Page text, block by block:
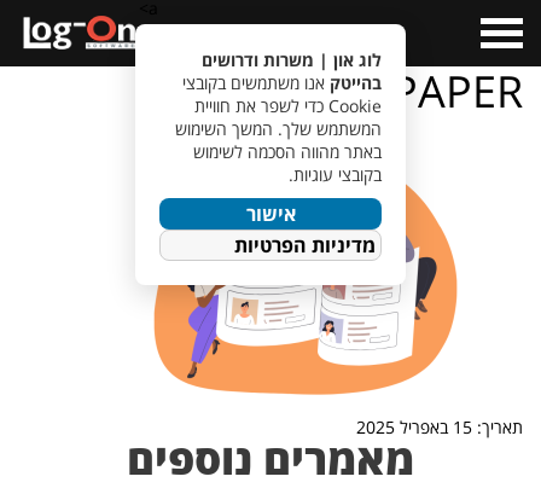
Menu
PAPER
תאריך: 15 באפריל 2025
מאמרים נוספים
לוג און | משרות ודרושים
בהייטק אנו משתמשים בקובצי
Cookie כדי לשפר את חוויית
המשתמש שלך. המשך השימוש
באתר מהווה הסכמה לשימוש
בקובצי עוגיות.
אישור
מדיניות הפרטיות